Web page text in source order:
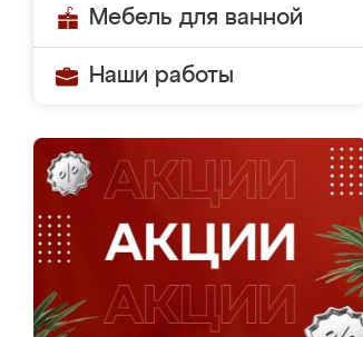
Мебель для ванной
Наши работы